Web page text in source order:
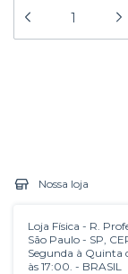
Nossa loja
Loja Física - R.
São Paulo - SP,
Segunda à Quinta
às 17:00. - BRASIL